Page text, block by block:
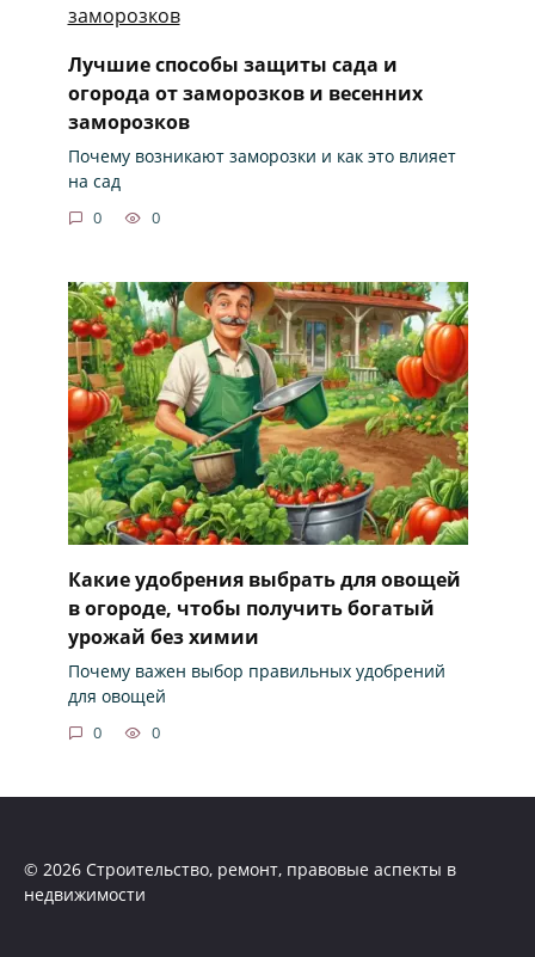
Лучшие способы защиты сада и
огорода от заморозков и весенних
заморозков
Почему возникают заморозки и как это влияет
на сад
0 0
Какие удобрения выбрать для овощей
в огороде, чтобы получить богатый
урожай без химии
Почему важен выбор правильных удобрений
для овощей
0 0
© 2026 Строительство, ремонт, правовые аспекты в
недвижимости